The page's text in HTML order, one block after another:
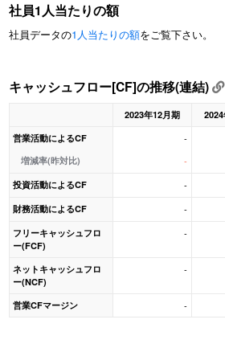
社員1人当たりの額
社員データの1人当たりの額をご覧下さい。
キャッシュフロー[CF]の推移(連結)
2023年12月期
営業活動によるCF
増減率(昨対比)
-
-
投資活動によるCF -
財務活動によるCF -
フリーキャッシュフロ
ー(FCF)
-
ネットキャッシュフロ
ー(NCF)
-
営業CFマージン -